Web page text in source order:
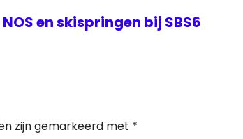
en skispringen bij SBS6
zijn gemarkeerd met *